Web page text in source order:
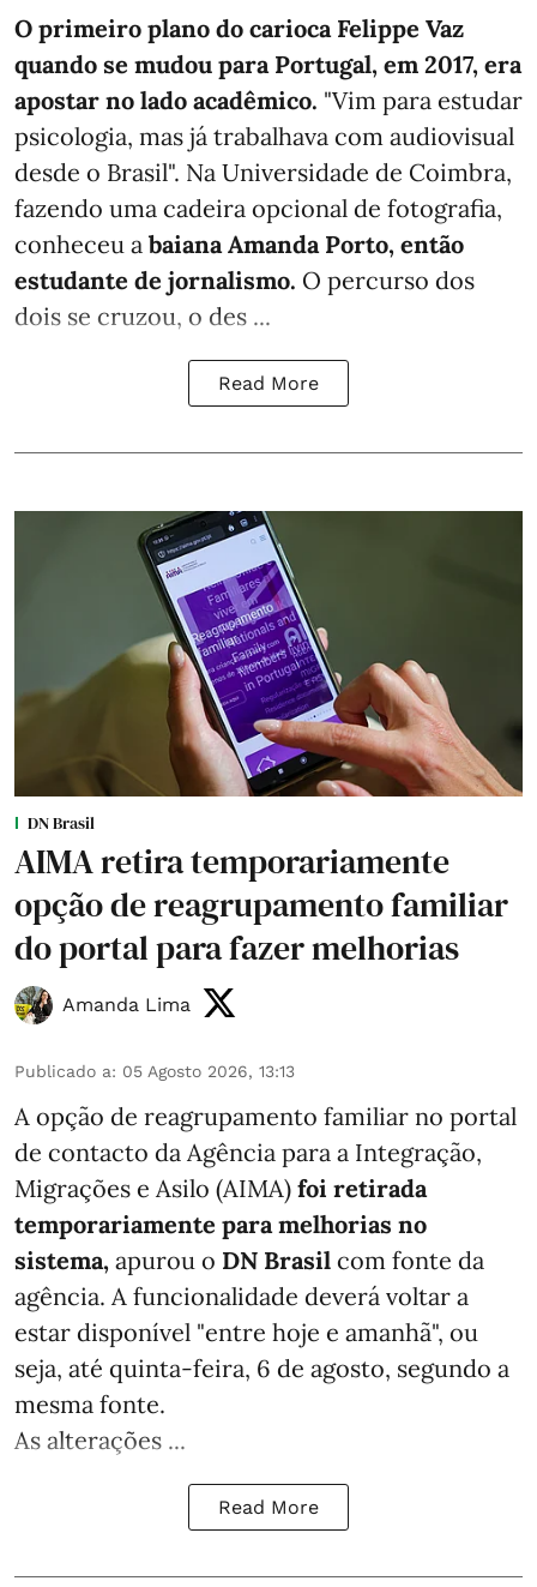
O primeiro plano do carioca Felippe Vaz
quando se mudou para Portugal, em 2017, era
apostar no lado acadêmico. "Vim para estudar
psicologia, mas já trabalhava com audiovisual
desde o Brasil". Na Universidade de Coimbra,
fazendo uma cadeira opcional de fotografia,
conheceu a baiana Amanda Porto, então
estudante de jornalismo. O percurso dos
dois se cruzou, o des ...
Read More
DN Brasil
AIMA retira temporariamente
opção de reagrupamento familiar
do portal para fazer melhorias
Amanda Lima
Publicado a: 05 Agosto 2026, 13:13
A opção de reagrupamento familiar no portal
de contacto da Agência para a Integração,
Migrações e Asilo (AIMA) foi retirada
temporariamente para melhorias no
sistema, apurou o DN Brasil com fonte da
agência. A funcionalidade deverá voltar a
estar disponível "entre hoje e amanhã", ou
seja, até quinta-feira, 6 de agosto, segundo a
mesma fonte.
As alterações ...
Read More